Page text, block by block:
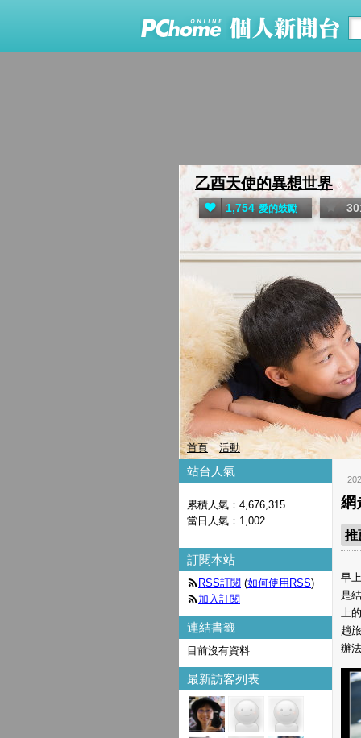
乙酉天使的異想世界 &
1,754 愛的鼓勵
首頁 活動
網
推
早
是
上
趟
辦
站台人氣
累積人氣： 4,676,315
當日人氣： 1,002
訂閱本站
RSS訂閱 (如何使用RSS)
加入訂閱
連結書籤
目前沒有資料
最新訪客列表